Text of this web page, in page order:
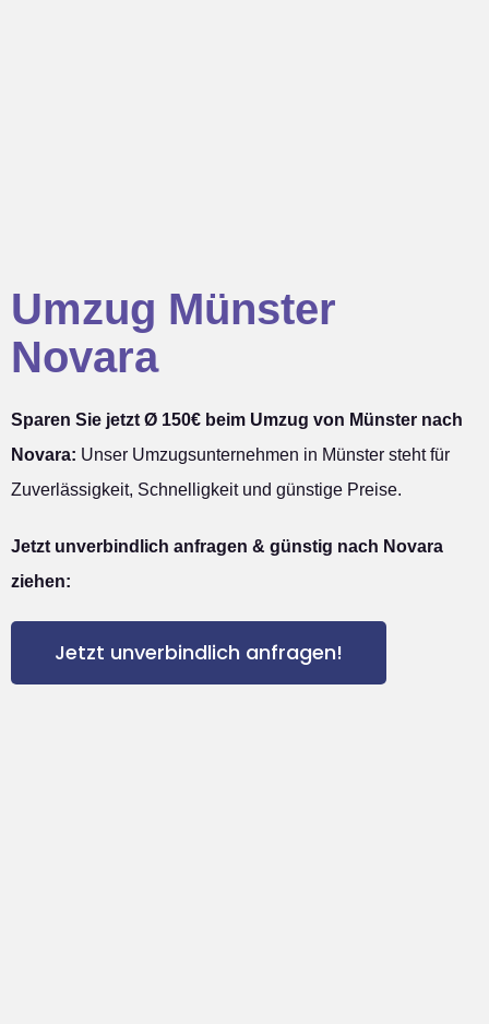
Umzug Münster
Novara
Sparen Sie jetzt Ø 150€ beim Umzug von Münster nach
Novara: Unser Umzugsunternehmen in Münster steht für
Zuverlässigkeit, Schnelligkeit und günstige Preise.
Jetzt unverbindlich anfragen & günstig nach Novara
ziehen:
Jetzt unverbindlich anfragen!